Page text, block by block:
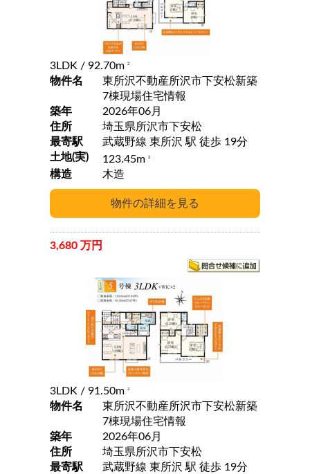
3LDK / 92.70m 2
物件名
東所沢不動産所沢市下安松新築
7棟現場住宅情報
築年
2026年06月
住所
埼玉県所沢市下安松
最寄駅
武蔵野線 東所沢 駅 徒歩 19分
土地(実)
123.45m 2
構造 木造
3,680 万円
3LDK / 91.50m 2
物件名
東所沢不動産所沢市下安松新築
7棟現場住宅情報
築年
2026年06月
住所
埼玉県所沢市下安松
最寄駅
武蔵野線 東所沢 駅 徒歩 19分